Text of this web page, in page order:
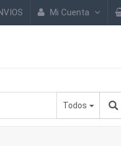
Mi Cuenta
Todos